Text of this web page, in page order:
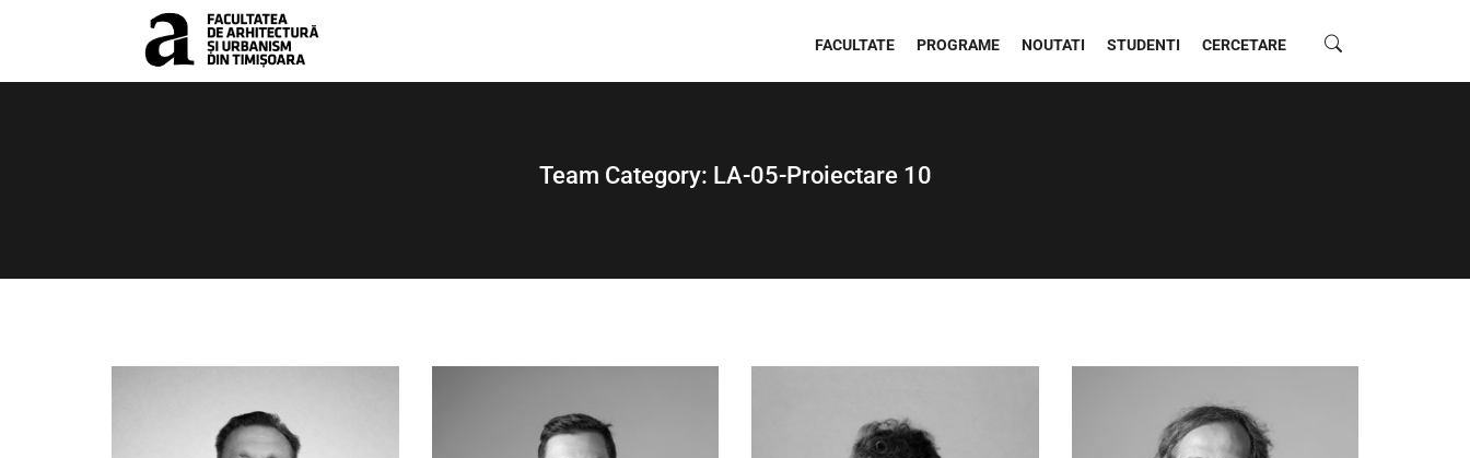
FACULTATE PROGRAME NOUTATI STUDENTI CERCETARE
Team Category: LA-05-Proiectare 10